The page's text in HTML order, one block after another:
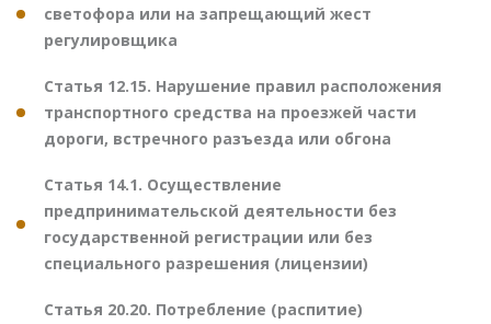
светофора или на запрещающий жест
регулировщика
Статья 12.15. Нарушение правил расположения
транспортного средства на проезжей части
дороги, встречного разъезда или обгона
Статья 14.1. Осуществление
предпринимательской деятельности без
государственной регистрации или без
специального разрешения (лицензии)
Статья 20.20. Потребление (распитие)